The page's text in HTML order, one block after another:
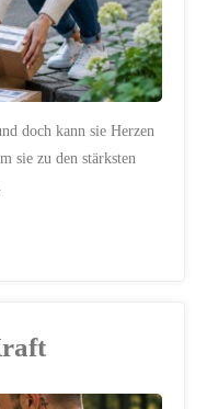
doch kann sie Herzen
sie zu den stärksten